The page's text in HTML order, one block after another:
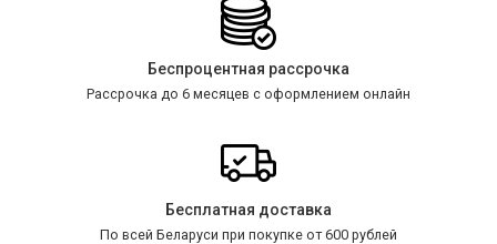
Беспроцентная рассрочка
Рассрочка до 6 месяцев с оформлением онлайн
Бесплатная доставка
По всей Беларуси при покупке от 600 рублей